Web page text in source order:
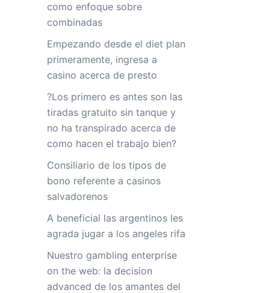
como enfoque sobre
combinadas
Empezando desde el diet plan
primeramente, ingresa a
casino acerca de presto
?Los primero es antes son las
tiradas gratuito sin tanque y
no ha transpirado acerca de
como hacen el trabajo bien?
Consiliario de los tipos de
bono referente a casinos
salvadorenos
A beneficial las argentinos les
agrada jugar a los angeles rifa
Nuestro gambling enterprise
on the web: la decision
advanced de los amantes del